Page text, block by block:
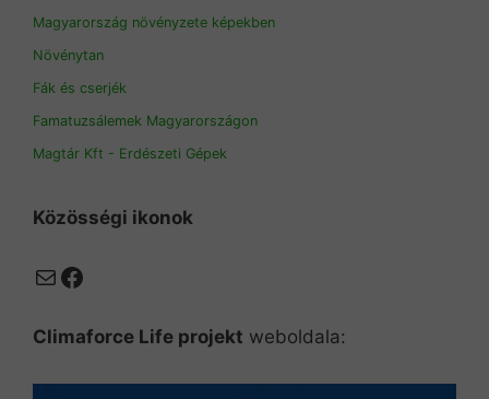
Magyarország növényzete képekben
Növénytan
Fák és cserjék
Famatuzsálemek Magyarországon
Magtár Kft - Erdészeti Gépek
Közösségi ikonok
MailFacebook
Climaforce Life projekt weboldala: